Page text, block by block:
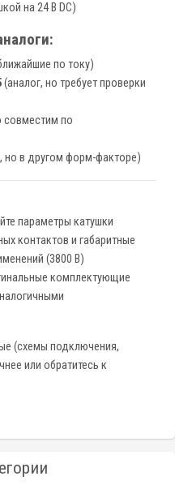
на 24 В DC)
по току)
(аналог, но требует проверки
совместим по
но в другом форм-факторе)
параметры катушки
контактов и габаритные
(3800 В)
комплектующие
(схемы подключения,
или обратитесь к